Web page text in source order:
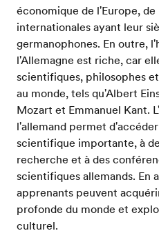
économique de l'Europe,
internationales ayant leur
germanophones. En outre,
l'Allemagne est riche, car
scientifiques, philosophes
au monde, tels qu'Albert
Mozart et Emmanuel Kant.
l'allemand permet
scientifique importante, à
recherche et à des
scientifiques allemands. En
apprenants peuvent
profonde du monde et
culturel.